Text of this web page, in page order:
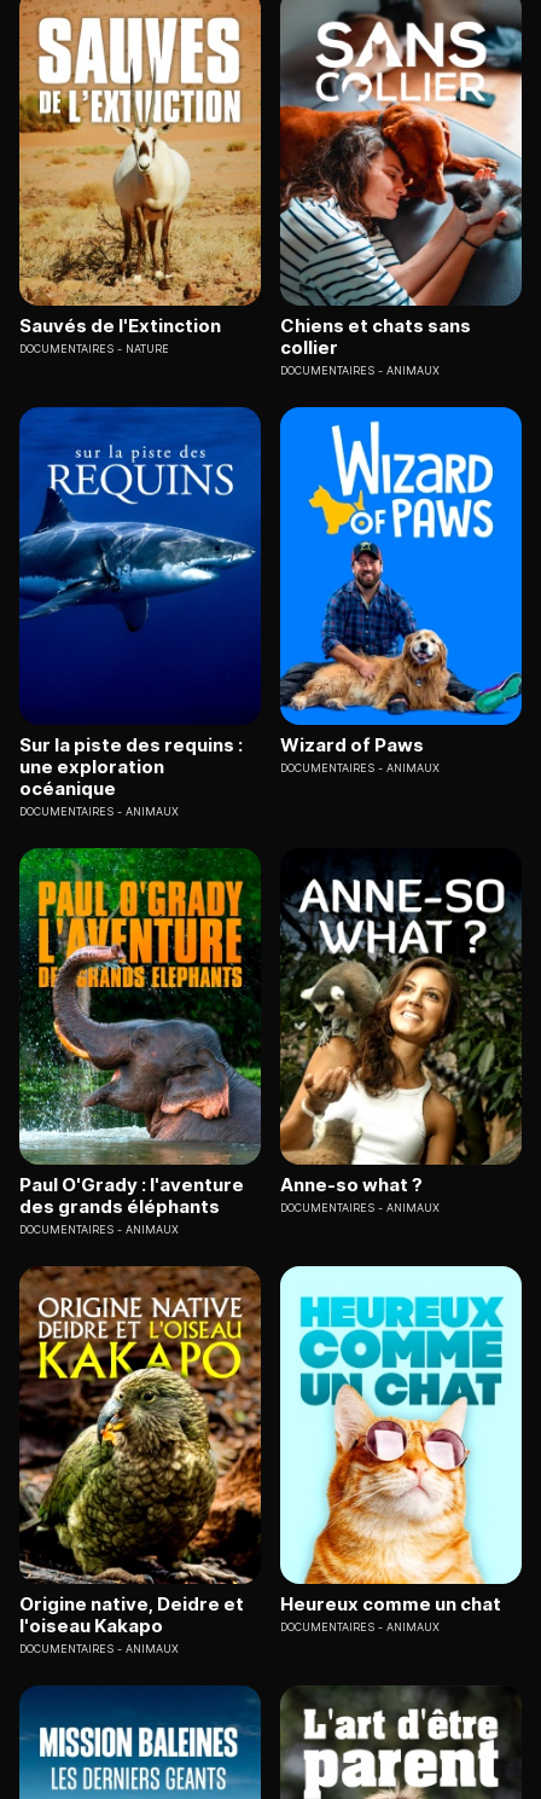
Sauvés de l'Extinction
DOCUMENTAIRES NATURE
Chiens et chats sans
collier
DOCUMENTAIRES ANIMAUX
Sur la piste des requins :
une exploration
océanique
DOCUMENTAIRES ANIMAUX
Wizard of Paws
DOCUMENTAIRES ANIMAUX
Paul O'Grady : l'aventure
des grands éléphants
DOCUMENTAIRES ANIMAUX
Anne-so what ?
DOCUMENTAIRES ANIMAUX
Origine native, Deidre et
l'oiseau Kakapo
DOCUMENTAIRES ANIMAUX
Heureux comme un chat
DOCUMENTAIRES ANIMAUX